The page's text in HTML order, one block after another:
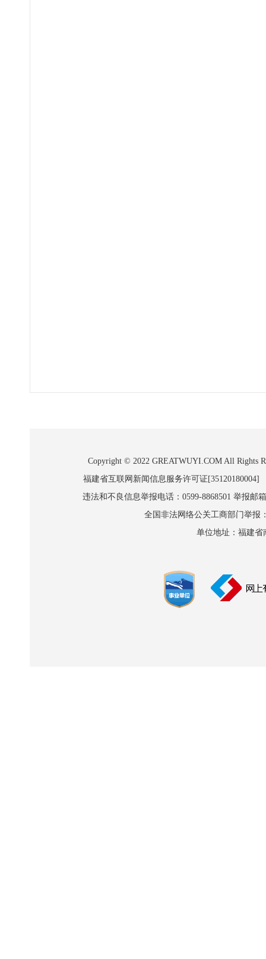
Copyright © 2022 GREATWUYI.COM All Rights
福建省互联网新闻信息服务许可证
违法和不良信息举报电话：0599-8868501 举报邮
全国非法网络公关工商部门举报
单位地址：福建省